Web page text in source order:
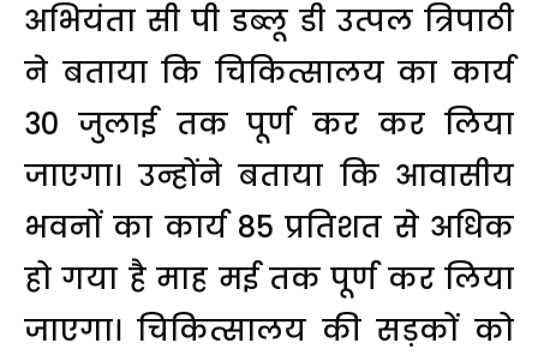
अभियंता सी पी डब्लू डी उत्पल त्रिपाठी
ने बताया कि चिकित्सालय का कार्य
30 जुलाई तक पूर्ण कर कर लिया
जाएगा। उन्होंने बताया कि आवासीय
भवनों का कार्य 85 प्रतिशत से अधिक
हो गया है माह मई तक पूर्ण कर लिया
जाएगा। चिकित्सालय की सड़कों को